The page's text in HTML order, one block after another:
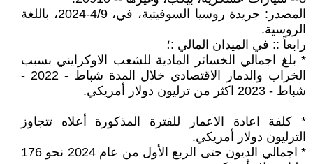
المصدر: جريدة روسيا السوفيتية، في، 4/9-2024، باللغة
الروسية.
رابعاً :: في الميدان المالي :؛
* بلغ اجمالي الخسائر المادية للشعب الاوكرايني بسبب
الخراب والدمار الاقتصادي خلال المدة شباط - 2022 -
شباط - 2023 اكثر من ترليون دولار أمريكي.
* كلفة اعادة الاعمار للفترة المذكورة أعلاه تتجاوز
الترليون دولار أمريكي.
* اجمالي الديون حتى الربع الأول من عام 2024 نحو 176